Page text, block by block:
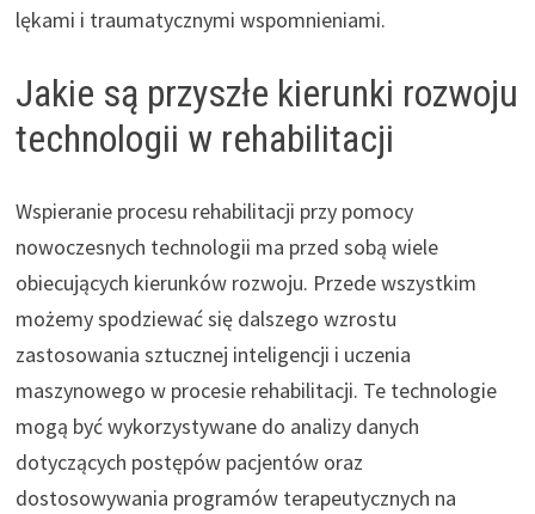
lękami i traumatycznymi wspomnieniami.
Jakie są przyszłe kierunki rozwoju
technologii w rehabilitacji
Wspieranie procesu rehabilitacji przy pomocy
nowoczesnych technologii ma przed sobą wiele
obiecujących kierunków rozwoju. Przede wszystkim
możemy spodziewać się dalszego wzrostu
zastosowania sztucznej inteligencji i uczenia
maszynowego w procesie rehabilitacji. Te technologie
mogą być wykorzystywane do analizy danych
dotyczących postępów pacjentów oraz
dostosowywania programów terapeutycznych na